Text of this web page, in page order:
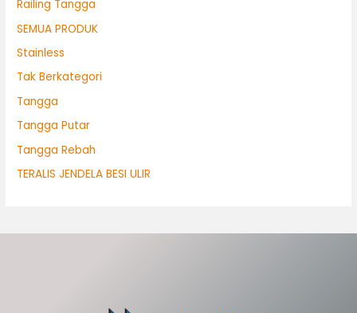
Railing Tangga
SEMUA PRODUK
Stainless
Tak Berkategori
Tangga
Tangga Putar
Tangga Rebah
TERALIS JENDELA BESI ULIR